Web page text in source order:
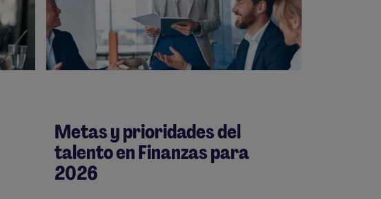
Metas y prioridades del
talento en Finanzas para
2026